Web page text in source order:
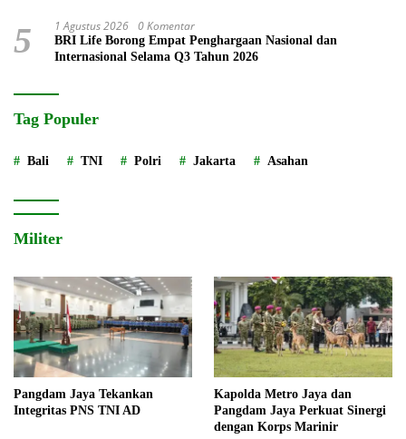
5 1 Agustus 2026 0 Komentar
BRI Life Borong Empat Penghargaan Nasional dan
Internasional Selama Q3 Tahun 2026
Tag Populer
Bali TNI Polri Jakarta Asahan
Militer
Pangdam Jaya Tekankan
Integritas PNS TNI AD
Kapolda Metro Jaya dan
Pangdam Jaya Perkuat Sinergi
dengan Korps Marinir